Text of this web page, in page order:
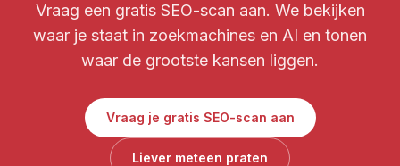
Vraag een gratis SEO-scan aan. We bekijken
waar je staat in zoekmachines en AI en tonen
waar de grootste kansen liggen.
Vraag je gratis SEO-scan aan
Liever meteen praten